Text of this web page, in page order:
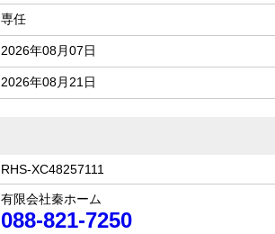
専任
2026年08月07日
2026年08月21日
RHS-XC48257111
有限会社秦ホーム
088-821-7250